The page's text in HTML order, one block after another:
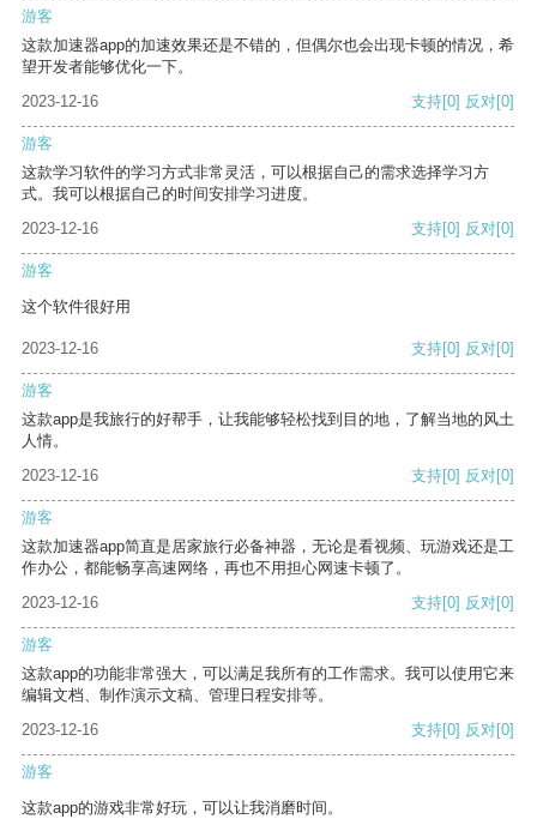
游客
这款加速器app的加速效果还是不错的，但偶尔也会出现卡顿的情况，希
望开发者能够优化一下。
2023-12-16
支持[0] 反对[0]
游客
这款学习软件的学习方式非常灵活，可以根据自己的需求选择学习方
式。我可以根据自己的时间安排学习进度。
2023-12-16
支持[0] 反对[0]
游客
这个软件很好用
2023-12-16 支持[0] 反对[0]
游客
这款app是我旅行的好帮手，让我能够轻松找到目的地，了解当地的风土
人情。
2023-12-16
支持[0] 反对[0]
游客
这款加速器app简直是居家旅行必备神器，无论是看视频、玩游戏还是工
作办公，都能畅享高速网络，再也不用担心网速卡顿了。
2023-12-16
支持[0] 反对[0]
游客
这款app的功能非常强大，可以满足我所有的工作需求。我可以使用它来
编辑文档、制作演示文稿、管理日程安排等。
2023-12-16
支持[0] 反对[0]
游客
这款app的游戏非常好玩，可以让我消磨时间。